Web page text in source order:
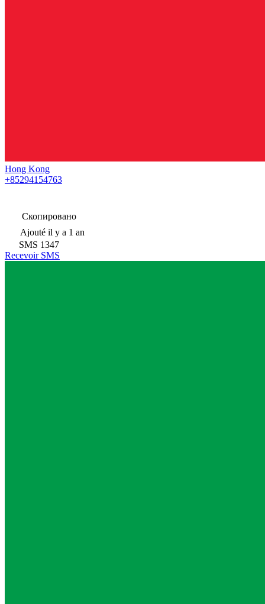
Hong Kong
+85294154763
Скопировано
Ajouté il y a 1 an
SMS 1347
Recevoir SMS